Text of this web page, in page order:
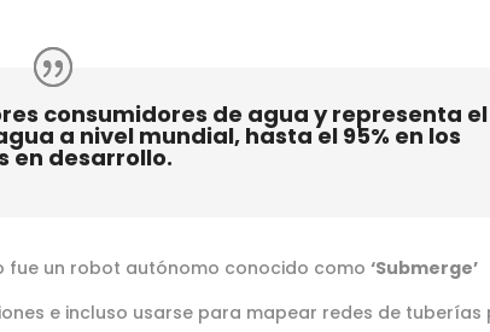
consumidores de agua y representa el
a nivel mundial, hasta el 95% en los
en desarrollo.
fue un robot autónomo conocido como‘Submerge’
e incluso usarse para mapear redes de tuberías